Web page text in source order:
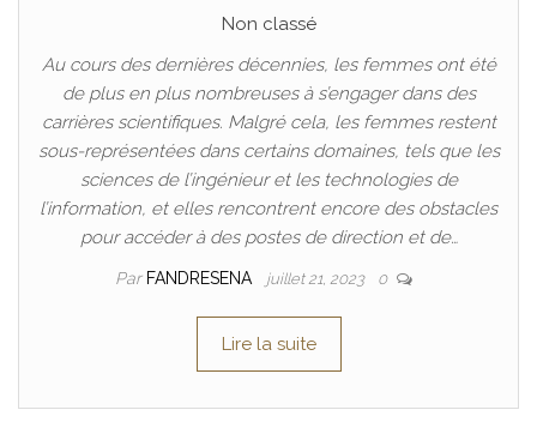
Non classé
Au cours des dernières décennies, les femmes ont été
de plus en plus nombreuses à s’engager dans des
carrières scientifiques. Malgré cela, les femmes restent
sous-représentées dans certains domaines, tels que les
sciences de l’ingénieur et les technologies de
l’information, et elles rencontrent encore des obstacles
pour accéder à des postes de direction et de…
Par FANDRESENA juillet 21, 2023 0
Lire la suite